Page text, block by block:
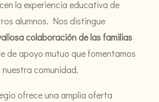
la experiencia educativa de
alumnos. Nos distingue
colaboración de las familias
de apoyo mutuo que fomentamos
comunidad.
ofrece una amplia oferta